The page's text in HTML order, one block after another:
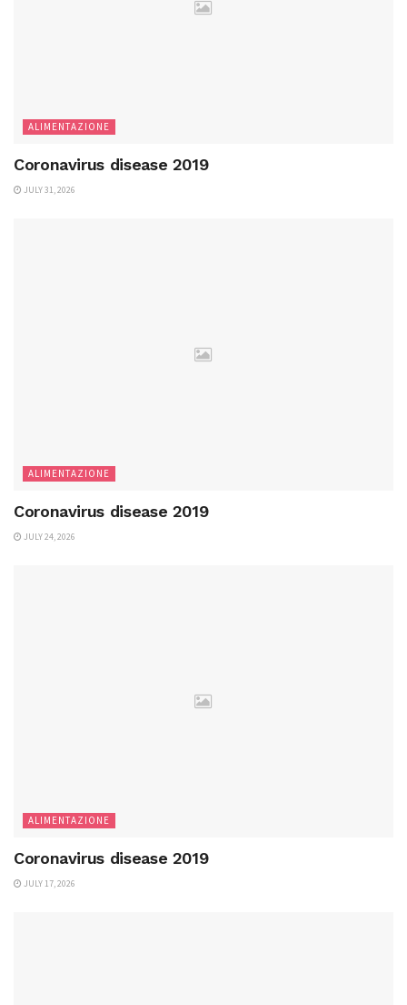
ALIMENTAZIONE
Coronavirus disease 2019
JULY 31, 2026
ALIMENTAZIONE
Coronavirus disease 2019
JULY 24, 2026
ALIMENTAZIONE
Coronavirus disease 2019
JULY 17, 2026